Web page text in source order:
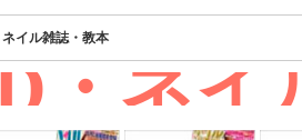
イル雑誌・教本
・ネイ